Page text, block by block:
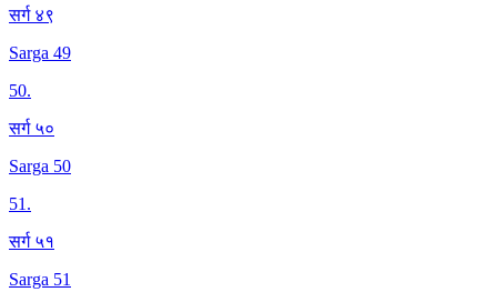
सर्ग ४९
Sarga 49
50.
सर्ग ५०
Sarga 50
51.
सर्ग ५१
Sarga 51